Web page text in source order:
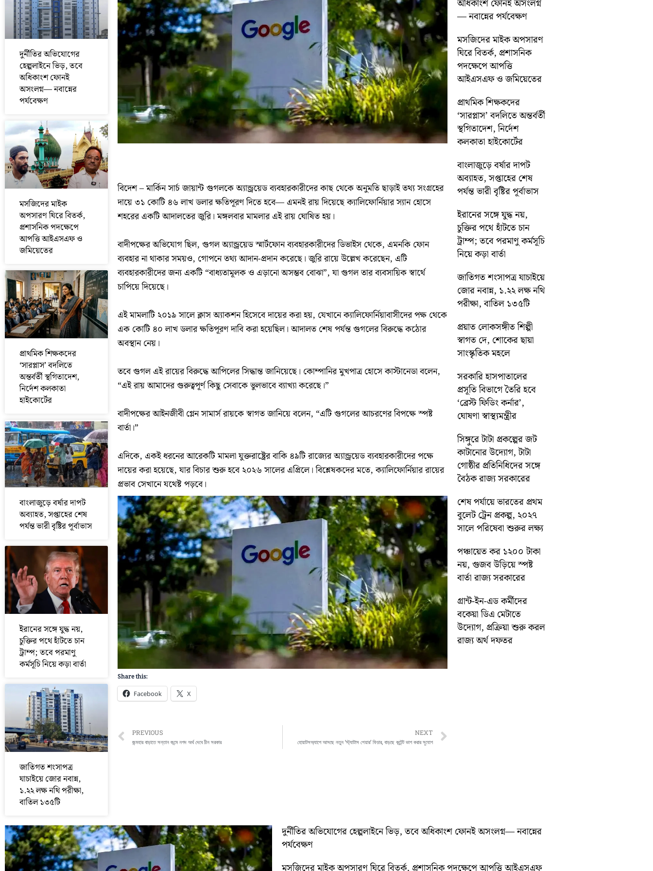
দুর্নীতির অভিযোগের
হেল্পলাইনে ভিড়, তবে
অধিকাংশ ফোনই
অসংলগ্ন— নবান্নের
পর্যবেক্ষণ
মসজিদের মাইক
অপসারণ ঘিরে বিতর্ক,
প্রশাসনিক পদক্ষেপে
আপত্তি আইএসএফ ও
জমিয়েতের
প্রাথমিক শিক্ষকদের
‘সারপ্লাস’ বদলিতে
অন্তর্বর্তী স্থগিতাদেশ,
নির্দেশ কলকাতা
হাইকোর্টের
বাংলাজুড়ে বর্ষার দাপট
অব্যাহত, সপ্তাহের শেষ
পর্যন্ত ভারী বৃষ্টির পূর্বাভাস
ইরানের সঙ্গে যুদ্ধ নয়,
চুক্তির পথে হাঁটতে চান
ট্রাম্প; তবে পরমাণু
কর্মসূচি নিয়ে কড়া বার্তা
জাতিগত শংসাপত্র
যাচাইয়ে জোর নবান্ন,
১.২২ লক্ষ নথি পরীক্ষা,
বাতিল ১৩৫টি
বিদেশ – মার্কিন সার্চ জায়ান্ট গুগলকে অ্যান্ড্রয়েড ব্যবহারকারীদের কাছ থেকে অনুমতি ছাড়াই তথ্য সংগ্রহের
দায়ে ৩১ কোটি ৪৬ লাখ ডলার ক্ষতিপূরণ দিতে হবে— এমনই রায় দিয়েছে ক্যালিফোর্নিয়ার স্যান হোসে
শহরের একটি আদালতের জুরি। মঙ্গলবার মামলার এই রায় ঘোষিত হয়।
বাদীপক্ষের অভিযোগ ছিল, গুগল অ্যান্ড্রয়েড স্মার্টফোন ব্যবহারকারীদের ডিভাইস থেকে, এমনকি ফোন
ব্যবহার না থাকার সময়ও, গোপনে তথ্য আদান-প্রদান করেছে। জুরি রায়ে উল্লেখ করেছেন, এটি
ব্যবহারকারীদের জন্য একটি “বাধ্যতামূলক ও এড়ানো অসম্ভব বোঝা”, যা গুগল তার ব্যবসায়িক স্বার্থে
চাপিয়ে দিয়েছে।
এই মামলাটি ২০১৯ সালে ক্লাস অ্যাকশন হিসেবে দায়ের করা হয়, যেখানে ক্যালিফোর্নিয়াবাসীদের পক্ষ থেকে
এক কোটি ৪০ লাখ ডলার ক্ষতিপূরণ দাবি করা হয়েছিল। আদালত শেষ পর্যন্ত গুগলের বিরুদ্ধে কঠোর
অবস্থান নেয়।
তবে গুগল এই রায়ের বিরুদ্ধে আপিলের সিদ্ধান্ত জানিয়েছে। কোম্পানির মুখপাত্র হোসে কাস্টানেডা বলেন,
“এই রায় আমাদের গুরুত্বপূর্ণ কিছু সেবাকে ভুলভাবে ব্যাখ্যা করেছে।”
বাদীপক্ষের আইনজীবী গ্লেন সামার্স রায়কে স্বাগত জানিয়ে বলেন, “এটি গুগলের আচরণের বিপক্ষে স্পষ্ট
বার্তা।”
এদিকে, একই ধরনের আরেকটি মামলা যুক্তরাষ্ট্রের বাকি ৪৯টি রাজ্যের অ্যান্ড্রয়েড ব্যবহারকারীদের পক্ষে
দায়ের করা হয়েছে, যার বিচার শুরু হবে ২০২৬ সালের এপ্রিলে। বিশ্লেষকদের মতে, ক্যালিফোর্নিয়ার রায়ের
প্রভাব সেখানে যথেষ্ট পড়বে।
Share this:
Facebook X
Prev
PREVIOUS
জন্মহার বাড়াতে সন্তান জন্মে নগদ অর্থ দেবে চীন সরকার
NEXT
হোয়াটসঅ্যাপে আসছে নতুন ‘স্ট্যাটাস শেয়ার’ ফিচার, বাড়ছে কন্টেন্ট ভাগ করার সুযোগ
অধিকাংশ ফোনই অসংলগ্ন
— নবান্নের পর্যবেক্ষণ
মসজিদের মাইক অপসারণ
ঘিরে বিতর্ক, প্রশাসনিক
পদক্ষেপে আপত্তি
আইএসএফ ও জমিয়েতের
প্রাথমিক শিক্ষকদের
‘সারপ্লাস’ বদলিতে অন্তর্বর্তী
স্থগিতাদেশ, নির্দেশ
কলকাতা হাইকোর্টের
বাংলাজুড়ে বর্ষার দাপট
অব্যাহত, সপ্তাহের শেষ
পর্যন্ত ভারী বৃষ্টির পূর্বাভাস
ইরানের সঙ্গে যুদ্ধ নয়,
চুক্তির পথে হাঁটতে চান
ট্রাম্প; তবে পরমাণু কর্মসূচি
নিয়ে কড়া বার্তা
জাতিগত শংসাপত্র যাচাইয়ে
জোর নবান্ন, ১.২২ লক্ষ নথি
পরীক্ষা, বাতিল ১৩৫টি
প্রয়াত লোকসঙ্গীত শিল্পী
স্বাগত দে, শোকের ছায়া
সাংস্কৃতিক মহলে
সরকারি হাসপাতালের
প্রসূতি বিভাগে তৈরি হবে
‘ব্রেস্ট ফিডিং কর্নার’,
ঘোষণা স্বাস্থ্যমন্ত্রীর
সিঙ্গুরে টাটা প্রকল্পের জট
কাটানোর উদ্যোগ, টাটা
গোষ্ঠীর প্রতিনিধিদের সঙ্গে
বৈঠক রাজ্য সরকারের
শেষ পর্যায়ে ভারতের প্রথম
বুলেট ট্রেন প্রকল্প, ২০২৭
সালে পরিষেবা শুরুর লক্ষ্য
পঞ্চায়েত কর ১২০০ টাকা
নয়, গুজব উড়িয়ে স্পষ্ট
বার্তা রাজ্য সরকারের
গ্রান্ট-ইন-এড কর্মীদের
বকেয়া ডিএ মেটাতে
উদ্যোগ, প্রক্রিয়া শুরু করল
রাজ্য অর্থ দফতর
দুর্নীতির অভিযোগের হেল্পলাইনে ভিড়, তবে অধিকাংশ ফোনই অসংলগ্ন— নবান্নের
পর্যবেক্ষণ